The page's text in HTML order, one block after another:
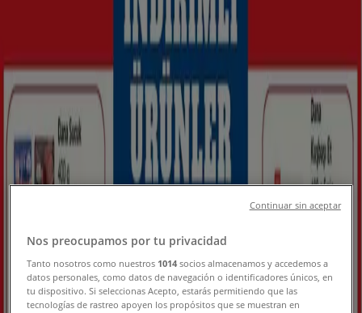
Tarsus'daki en iyi kataloglar
Yeni
Furpa
Furpa Katalog
Yeni
BİM
Nos preocupamos por tu privacidad
Tanto nosotros como nuestros 1014 socios almacenamos y accedemos a
datos personales, como datos de navegación o identificadores únicos, en
tu dispositivo. Si seleccionas Acepto, estarás permitiendo que las
tecnologías de rastreo apoyen los propósitos que se muestran en
Continuar sin aceptar